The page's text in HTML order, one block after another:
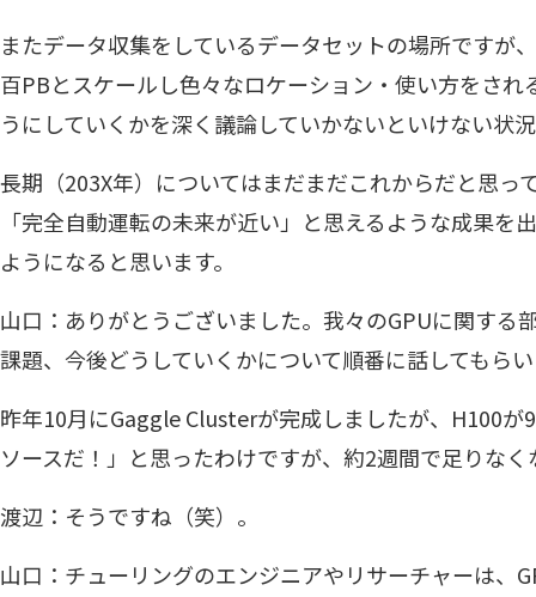
またデータ収集をしているデータセットの場所ですが
百PBとスケールし色々なロケーション・使い方をさ
うにしていくかを深く議論していかないといけない状
長期（203X年）についてはまだまだこれからだと思っ
「完全自動運転の未来が近い」と思えるような成果を
ようになると思います。
山口：ありがとうございました。我々のGPUに関する
課題、今後どうしていくかについて順番に話してもら
昨年10月にGaggle Clusterが完成しましたが、H100が
ソースだ！」と思ったわけですが、約2週間で足りな
渡辺：そうですね（笑）。
山口：チューリングのエンジニアやリサーチャーは、